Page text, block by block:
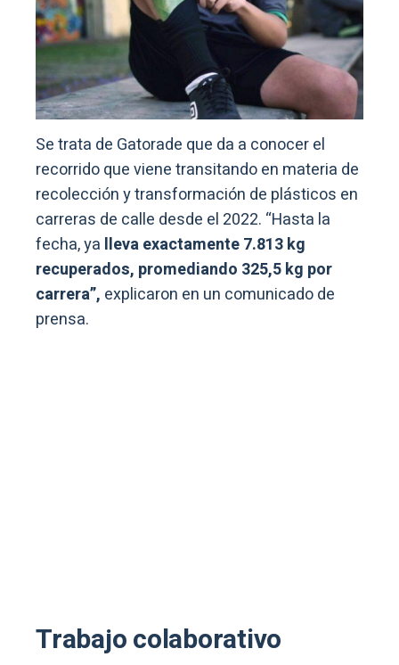
Se trata de Gatorade que da a conocer el
recorrido que viene transitando en materia de
recolección y transformación de plásticos en
carreras de calle desde el 2022. “Hasta la
fecha, ya lleva exactamente 7.813 kg
recuperados, promediando 325,5 kg por
carrera”, explicaron en un comunicado de
prensa.
Trabajo colaborativo